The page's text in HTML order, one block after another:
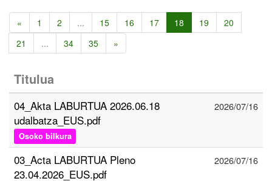
« 1 2 ... 15 16 17 18 19
20
21
... 34 35 »
Titulua
04_Akta LABURTUA 2026.06.18
udalbatza_EUS.pdf
Osoko bilkura
2026/07/16
03_Acta LABURTUA Pleno
23.04.2026_EUS.pdf
2026/07/16